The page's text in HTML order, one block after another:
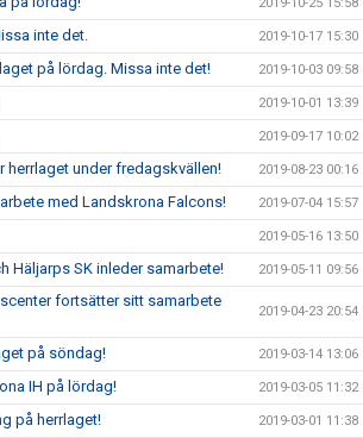
inte det. 2019-10-17 15:30
på lördag. Missa inte det! 2019-10-03 09:58
2019-10-01 13:39
2019-09-17 10:02
under fredagskvällen! 2019-08-23 00:16
med Landskrona Falcons! 2019-07-04 15:57
2019-05-16 13:50
Häljarps SK inleder samarbete! 2019-05-11 09:56
fortsätter sitt samarbete
2019-04-23 20:54
på söndag! 2019-03-14 13:06
IH på lördag! 2019-03-05 11:32
på herrlaget! 2019-03-01 11:38